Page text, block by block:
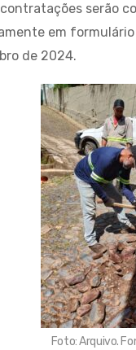
serão
em
de 2024.
Foto: Arquivo.